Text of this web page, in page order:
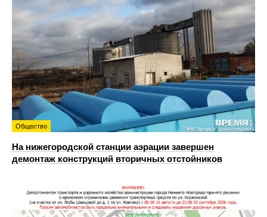
Общество
На нижегородской станции аэрации завершен
демонтаж конструкций вторичных отстойников